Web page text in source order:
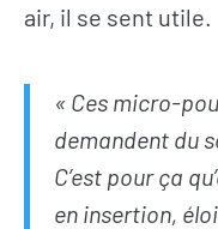
S’INFORMER
air, il se sent utile.
« Ces micro-
demandent du
C’est pour ça
en insertion,